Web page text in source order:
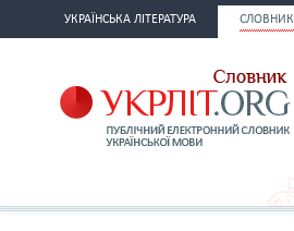
УКРАЇНСЬКА ЛІТЕРАТУРА СЛОВНИК